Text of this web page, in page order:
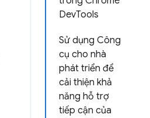
DevTools
Sử dụng Công
cụ cho nhà
phát triển để
cải thiện khả
năng hỗ trợ
tiếp cận của